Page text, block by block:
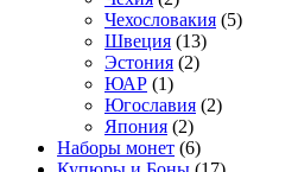
Чехословакия (5)
Швеция (13)
Эстония (2)
ЮАР (1)
Югославия (2)
Япония (2)
Наборы монет (6)